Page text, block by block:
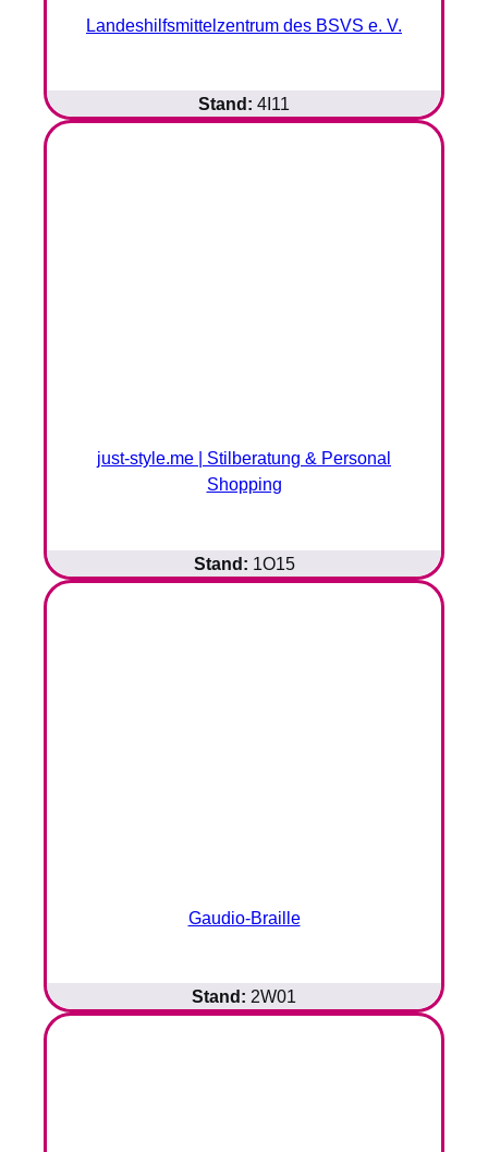
Landeshilfsmittelzentrum des BSVS e. V.
Stand: 4I11
just-style.me | Stilberatung & Personal
Shopping
Stand: 1O15
Gaudio-Braille
Stand: 2W01